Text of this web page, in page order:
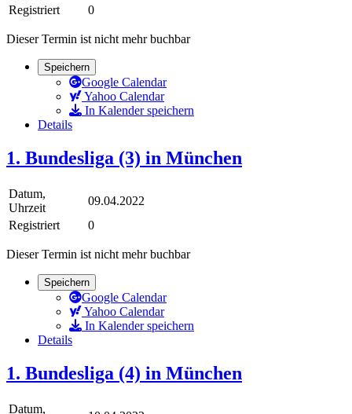
Registriert
0
Dieser Termin ist nicht mehr buchbar
Speichern
Google Calendar
Yahoo Calendar
In Kalender speichern
Details
1. Bundesliga (3) in München
Datum,
Uhrzeit
09.04.2022
Registriert
0
Dieser Termin ist nicht mehr buchbar
Speichern
Google Calendar
Yahoo Calendar
In Kalender speichern
Details
1. Bundesliga (4) in München
Datum,